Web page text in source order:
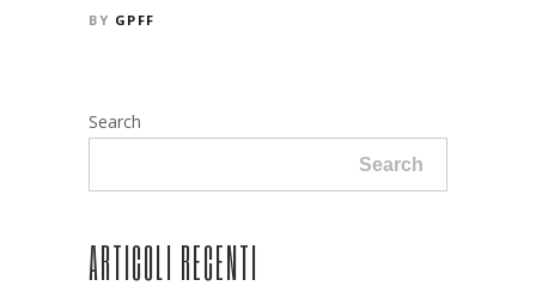
BY GPFF
Search
Search
ARTICOLI RECENTI